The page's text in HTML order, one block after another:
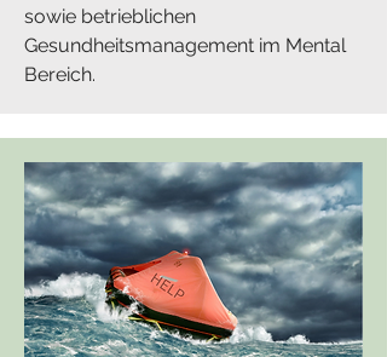
sowie betrieblichen
Gesundheitsmanagement im Mental
Bereich.